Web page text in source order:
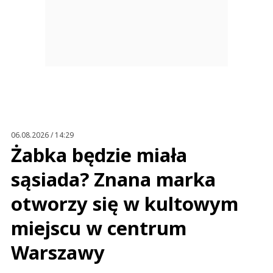
06.08.2026 / 14:29
Żabka będzie miała
sąsiada? Znana marka
otworzy się w kultowym
miejscu w centrum
Warszawy